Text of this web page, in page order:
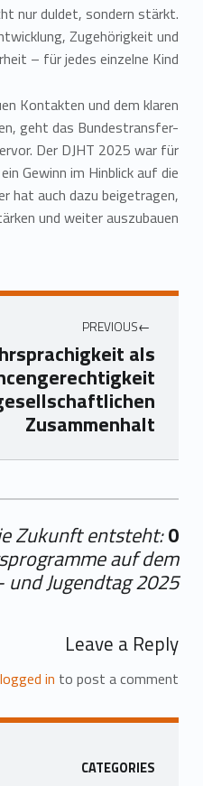
nur duldet, sondern stärkt.
Zugehörigkeit und
– für jedes einzelne Kind.
Kontakten und dem klaren
geht das Bundestransfer-
Der DJHT 2025 war für
Gewinn im Hinblick auf die
hat auch dazu beigetragen,
und weiter auszubauen.
0 comments on “
Zukunft entsteht:
auf dem
Jugendtag 2025
Leave a Reply
logged in to post a comment.
PREVIOUS
als
Zusammenhalt
Sidebar
CATEGORIES